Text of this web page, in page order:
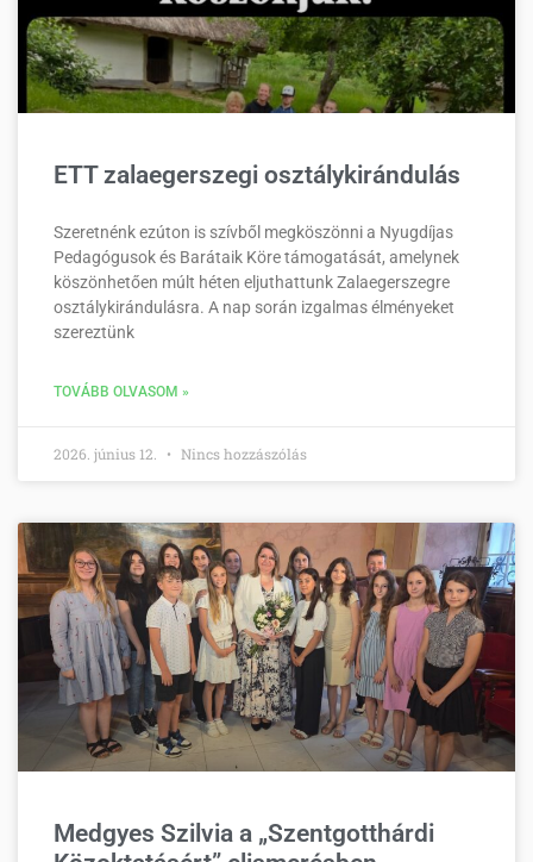
ETT zalaegerszegi osztálykirándulás
Szeretnénk ezúton is szívből megköszönni a Nyugdíjas
Pedagógusok és Barátaik Köre támogatását, amelynek
köszönhetően múlt héten eljuthattunk Zalaegerszegre
osztálykirándulásra. A nap során izgalmas élményeket
szereztünk
TOVÁBB OLVASOM »
2026. június 12. Nincs hozzászólás
Medgyes Szilvia a „Szentgotthárdi